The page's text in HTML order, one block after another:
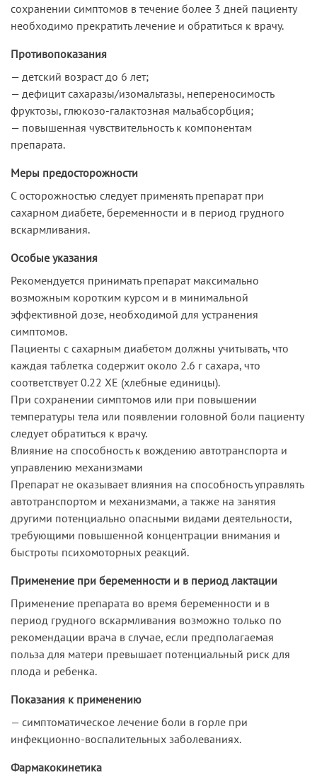
сохранении симптомов в течение более 3 дней пациенту
необходимо прекратить лечение и обратиться к врачу.
Противопоказания
— детский возраст до 6 лет;
— дефицит сахаразы/изомальтазы, непереносимость
фруктозы, глюкозо-галактозная мальабсорбция;
— повышенная чувствительность к компонентам
препарата.
Меры предосторожности
С осторожностью следует применять препарат при
сахарном диабете, беременности и в период грудного
вскармливания.
Особые указания
Рекомендуется принимать препарат максимально
возможным коротким курсом и в минимальной
эффективной дозе, необходимой для устранения
симптомов.
Пациенты с сахарным диабетом должны учитывать, что
каждая таблетка содержит около 2.6 г сахара, что
соответствует 0.22 ХЕ (хлебные единицы).
При сохранении симптомов или при повышении
температуры тела или появлении головной боли пациенту
следует обратиться к врачу.
Влияние на способность к вождению автотранспорта и
управлению механизмами
Препарат не оказывает влияния на способность управлять
автотранспортом и механизмами, а также на занятия
другими потенциально опасными видами деятельности,
требующими повышенной концентрации внимания и
быстроты психомоторных реакций.
Применение при беременности и в период лактации
Применение препарата во время беременности и в
период грудного вскармливания возможно только по
рекомендации врача в случае, если предполагаемая
польза для матери превышает потенциальный риск для
плода и ребенка.
Показания к применению
— симптоматическое лечение боли в горле при
инфекционно-воспалительных заболеваниях.
Фармакокинетика